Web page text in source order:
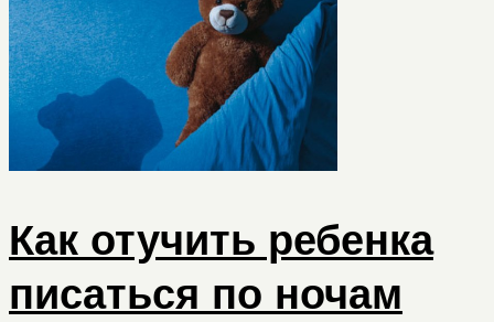
Как отучить ребенка
писаться по ночам